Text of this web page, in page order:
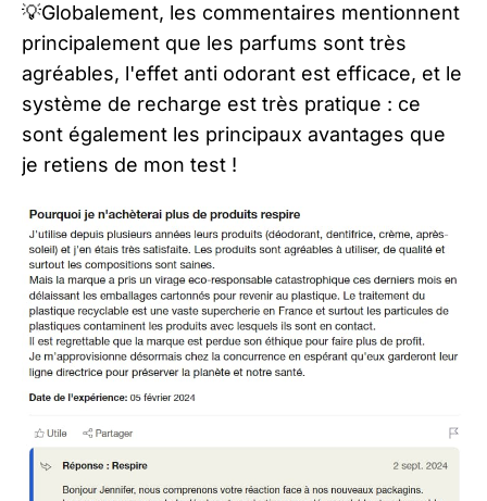
💡Globalement, les commentaires mentionnent
principalement que les parfums sont très
agréables, l'effet anti odorant est efficace, et le
système de recharge est très pratique : ce
sont également les principaux avantages que
je retiens de mon test !